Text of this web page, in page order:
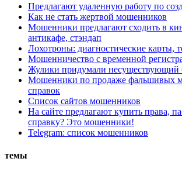
Предлагают удаленную работу по
Как не стать жертвой мошенников
Мошенники предлагают сходить в
антикафе, стэндап
Лохотроны: диагностические карты,
Мошенничество с временной
Жулики придумали несуществующий
Мошенники по продаже фальшивых
справок
Список сайтов мошенников
На сайте предлагают купить права,
справку? Это мошенники!
Telegram: список мошенников
темы